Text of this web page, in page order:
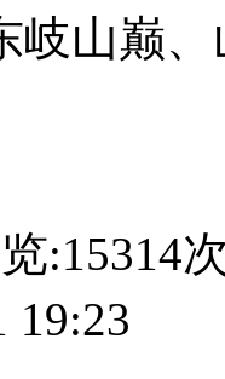
岐山巅
:15314
19:23